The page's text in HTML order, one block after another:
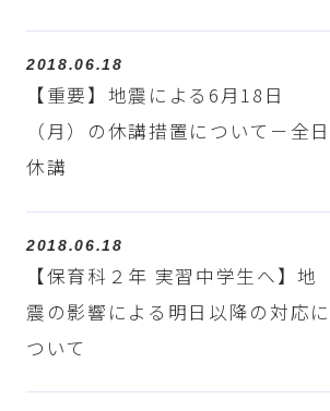
2018.06.18
【重要】地震による6月18日
（月）の休講措置について－全日
休講
2018.06.18
【保育科２年 実習中学生へ】地
震の影響による明日以降の対応に
ついて